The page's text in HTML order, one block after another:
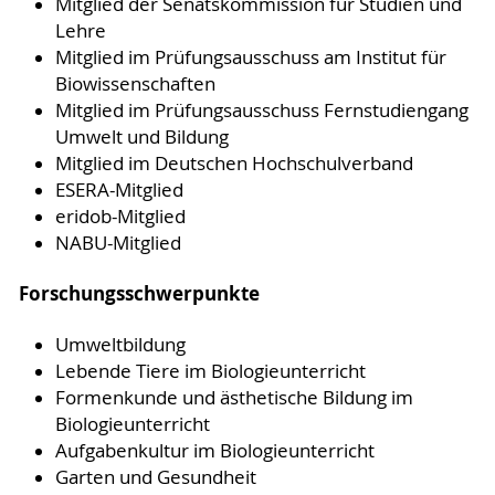
Lehre
Mitglied im Prüfungsausschuss am Institut für
Biowissenschaften
Mitglied im Prüfungsausschuss Fernstudiengang
Umwelt und Bildung
Mitglied im Deutschen Hochschulverband
ESERA-Mitglied
eridob-Mitglied
NABU-Mitglied
Forschungsschwerpunkte
Umweltbildung
Lebende Tiere im Biologieunterricht
Formenkunde und ästhetische Bildung im
Biologieunterricht
Aufgabenkultur im Biologieunterricht
Garten und Gesundheit